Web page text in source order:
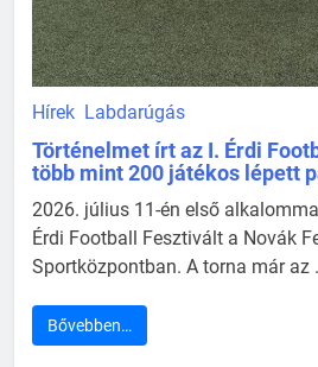
Hírek Labdarúgás
Történelmet írt az I. Érdi
több mint 200 játékos lépett
2026. július 11-én első
Érdi Football Fesztivált a Novák
Sportközpontban. A torna már az
Bővebben…